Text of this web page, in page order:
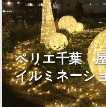
ペリエ千葉
イルミネーシ